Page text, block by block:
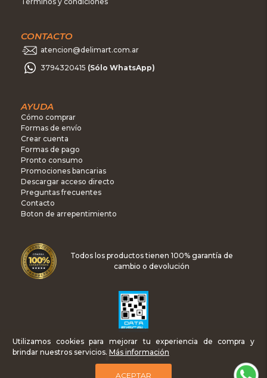
CONTACTO
atencion@delimart.com.ar
3794320415 (Sólo WhatsApp)
AYUDA
Cómo comprar
Formas de envío
Crear cuenta
Formas de pago
Pronto consumo
Promociones bancarias
Descargar acceso directo
Preguntas frecuentes
Contacto
Boton de arrepentimiento
Todos los productos tienen 100% garantía de
cambio o devolución
Utilizamos cookies para mejorar tu experiencia de compra y
brindar nuestros servicios. Más información
ACEPTAR